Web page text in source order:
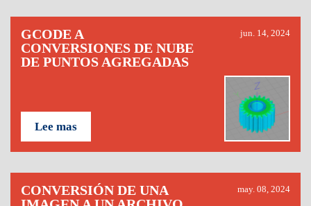
GCODE A
CONVERSIONES DE NUBE
DE PUNTOS AGREGADAS
jun. 14, 2024
Lee mas
CONVERSIÓN DE UNA
may. 08, 2024